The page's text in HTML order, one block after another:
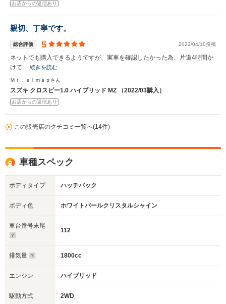
お店からの返信あり
親切、丁寧です。
総合評価 5 2022/04/10投稿
ネットでも購入できるようですが、実車を確認したかった為、片道4時間か
けて… 続きを読む
Ｍｒ．ｓｉｍａｐさん
スズキ クロスビー1.0 ハイブリッド MZ （2022/03購入）
お店からの返信あり
この販売店のクチコミ一覧へ(14件)
車種スペック
ボディタイプ ハッチバック
ボディ色 ホワイトパールクリスタルシャイン
車台番号末尾
112
排気量 1800cc
エンジン ハイブリッド
駆動方式 2WD